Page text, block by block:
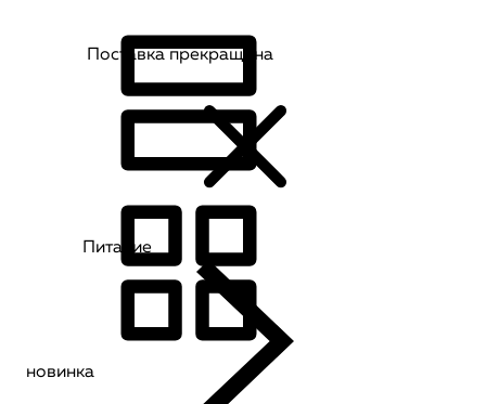
новинка
Поставка прекращена
Питание